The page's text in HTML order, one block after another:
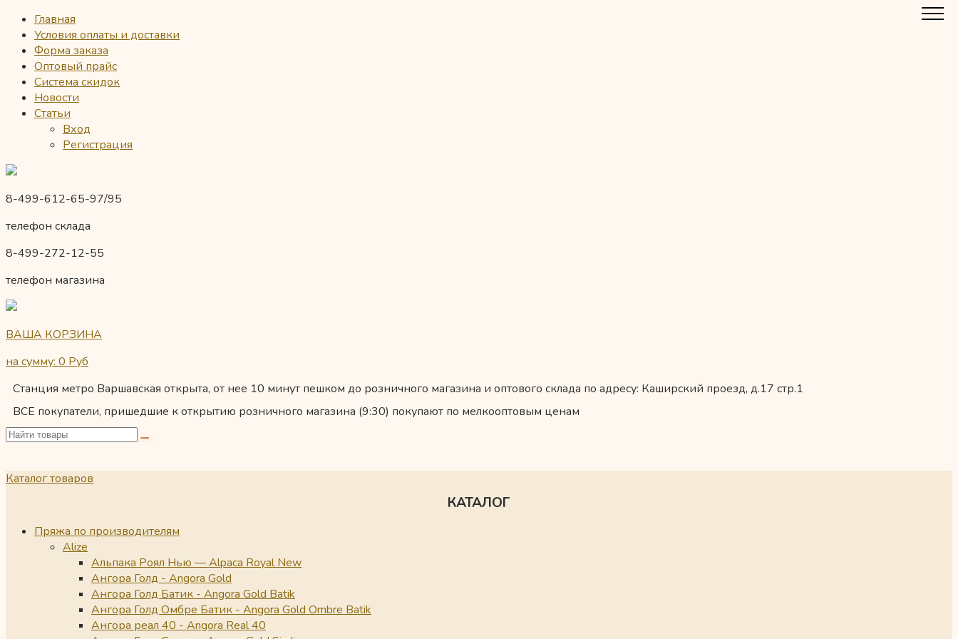
Главная
Условия оплаты и доставки
Форма заказа
Оптовый прайс
Система скидок
Новости
Статьи
Вход
Регистрация
8-499-612-65-97/95
телефон склада
8-499-272-12-55
телефон магазина
ВАША КОРЗИНА
на сумму: 0 Руб
Станция метро Варшавская открыта, от нее 10 минут пешком до розничного магазина и оптового склада по адресу: Каширский проезд, д.17 стр.1
ВСЕ покупатели, пришедшие к открытию розничного магазина (9:30) покупают по мелкооптовым ценам
Каталог товаров
КАТАЛОГ
Пряжа по производителям
Alize
Альпака Роял Нью — Alpaca Royal New
Ангора Голд - Angora Gold
Ангора Голд Батик - Angora Gold Batik
Ангора Голд Омбре Батик - Angora Gold Ombre Batik
Ангора реал 40 - Angora Real 40